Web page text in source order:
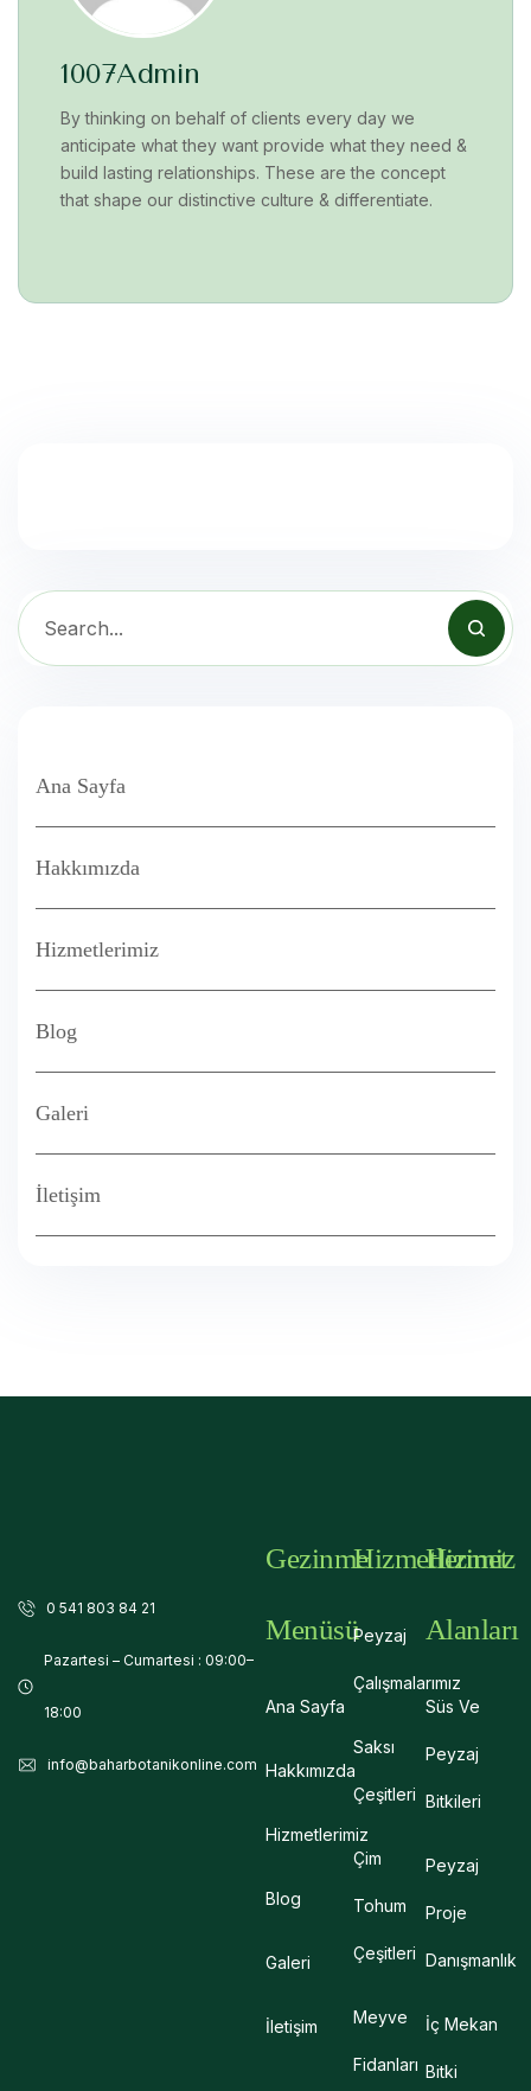
1007Admin
By thinking on behalf of clients every day we
anticipate what they want provide what they need &
build lasting relationships. These are the concept
that shape our distinctive culture & differentiate.
Ana Sayfa
Hakkımızda
Hizmetlerimiz
Blog
Galeri
İletişim
0 541 803 84 21
Pazartesi – Cumartesi : 09:00–
18:00
info@baharbotanikonline.com
Gezinme
Menüsü
Ana Sayfa
Hakkımızda
Hizmetlerimiz
Blog
Galeri
İletişim
Hizmetlerimiz
Peyzaj
Çalışmalarımız
Saksı
Çeşitleri
Çim
Tohum
Çeşitleri
Meyve
Fidanları
Hizmet
Alanları
Süs Ve
Peyzaj
Bitkileri
Peyzaj
Proje
Danışmanlık
İç Mekan
Bitki